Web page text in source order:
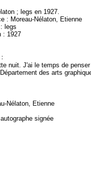
; legs en 1927.
: Moreau-Nélaton, Etienne
legs
: 1927
nuit. J'ai le temps de
des arts
Nélaton, Etienne
signée